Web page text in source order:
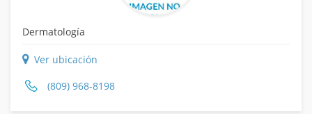
Dermatología
Ver ubicación
(809) 968-8198